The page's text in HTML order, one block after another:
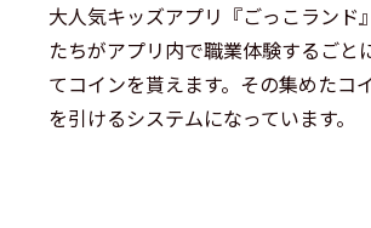
大人気キッズアプリ『ごっこランド
たちがアプリ内で職業体験するごと
てコインを貰えます。その集めたコ
を引けるシステムになっています。